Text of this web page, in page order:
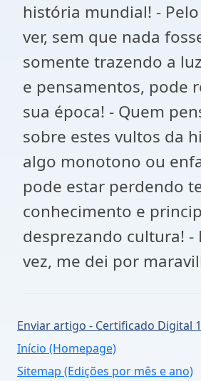
história mundial! -
ver, sem que nada
somente trazendo a
e pensamentos, pode
sua época! - Quem
sobre estes vultos da
algo monotono ou
pode estar perdendo
conhecimento e
desprezando cultura! -
vez, me dei por
Enviar artigo - Certificado Digital
Início (Homepage)
Sitemap (Edições por mês e ano)